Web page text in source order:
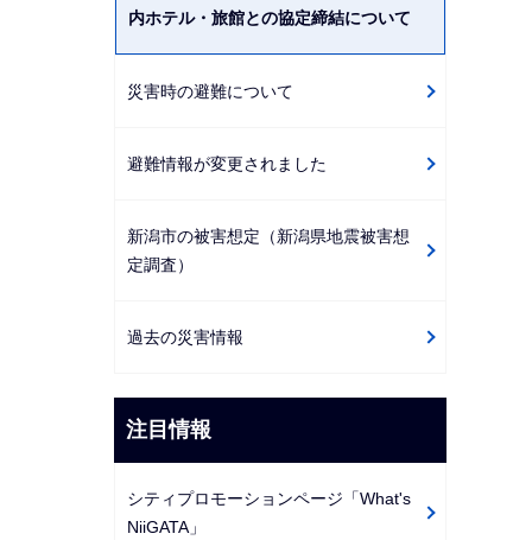
内ホテル・旅館との協定締結について
災害時の避難について
避難情報が変更されました
新潟市の被害想定（新潟県地震被害想
定調査）
過去の災害情報
注目情報
シティプロモーションページ「What's
NiiGATA」